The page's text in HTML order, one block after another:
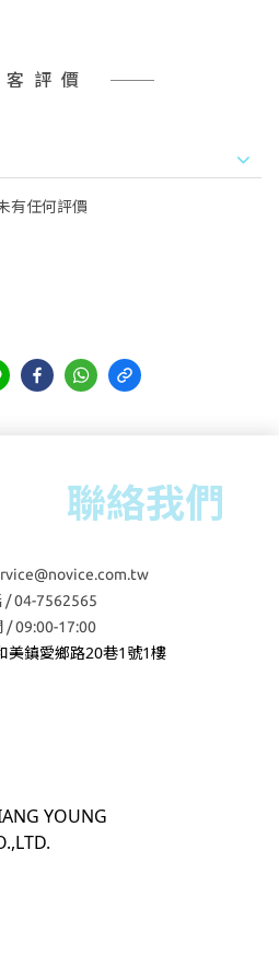
客評價
有任何評價
聯絡我們
/ 04-7562565
/ 09:00-17:00
美鎮愛鄉路20巷1號1樓
YOUNG